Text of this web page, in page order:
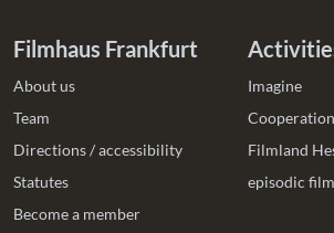
Filmhaus Frankfurt
About us
Team
Directions / accessibility
Statutes
Become a member
Imagine
Filmland
episodic